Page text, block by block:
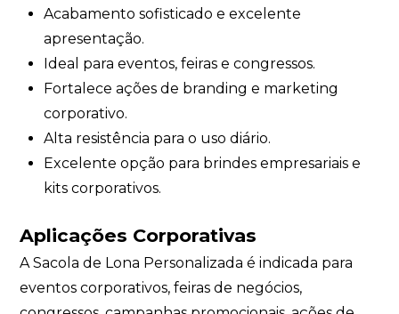
Acabamento sofisticado e excelente
apresentação.
Ideal para eventos, feiras e congressos.
Fortalece ações de branding e marketing
corporativo.
Alta resistência para o uso diário.
Excelente opção para brindes empresariais e
kits corporativos.
Aplicações Corporativas
A Sacola de Lona Personalizada é indicada para
eventos corporativos, feiras de negócios,